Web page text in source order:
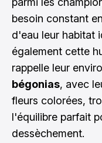
besoin constant
d'eau leur habitat
également cette
rappelle leur
bégonias, avec
fleurs colorées,
l'équilibre parfait
dessèchement.